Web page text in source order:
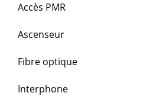
Accès PMR
Ascenseur
Fibre optique
Interphone